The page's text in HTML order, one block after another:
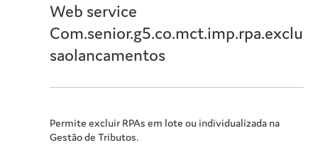
Web service
Com.senior.g5.co.mct.imp.rpa.exclu
saolancamentos
Permite excluir RPAs em lote ou individualizada na
Gestão de Tributos.